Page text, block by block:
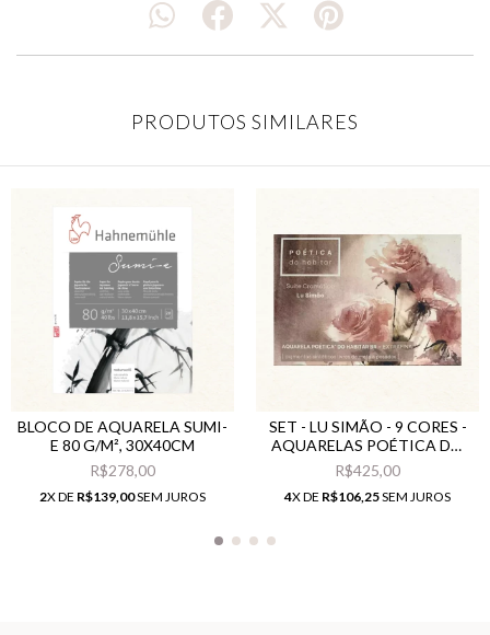
PRODUTOS SIMILARES
BLOCO DE AQUARELA SUMI-
E 80 G/M², 30X40CM
R$278,00
2X DE R$139,00SEM JUROS
SET - LU SIMÃO - 9 CORES -
AQUARELAS POÉTICA DO
HABITAR
R$425,00
4X DE R$106,25SEM JUROS